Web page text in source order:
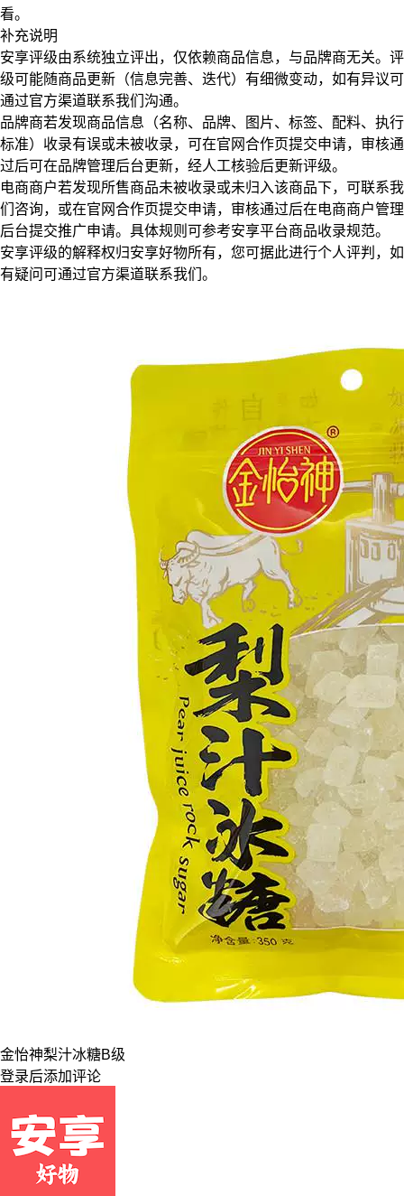
看。
补充说明
安享评级由系统独立评出，仅依赖商品信息， 与品牌商无关。评
级可能随商品更新（信息完善、迭代）有细微变动，如有异议可
通过官方渠道联系我们沟通。
品牌商若发现商品信息（名称、品牌、图片、标签、配料、执行
标准）收录有误或未被收录，可在官网合作页提交申请，审核通
过后可在品牌管理后台更新，经人工核验后更新评级。
电商商户若发现所售商品未被收录或未归入该商品下，可联系我
们咨询，或在官网合作页提交申请，审核通过后在电商商户管理
后台提交推广申请。具体规则可参考安享平台商品收录规范。
安享评级的解释权归安享好物所有，您可据此进行个人评判，如
有疑问可通过官方渠道联系我们。
金怡神梨汁冰糖B级
登录后添加评论